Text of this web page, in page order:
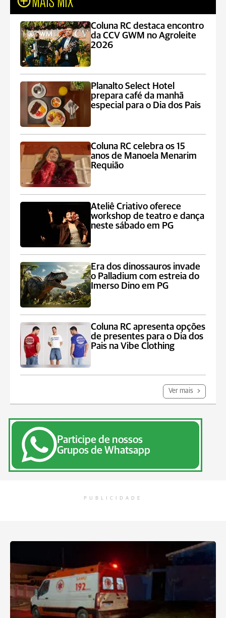
Coluna RC destaca encontro
da CCV GWM no Agroleite
2026
Planalto Select Hotel
prepara café da manhã
especial para o Dia dos Pais
Coluna RC celebra os 15
anos de Manoela Menarim
Requião
Ateliê Criativo oferece
workshop de teatro e dança
neste sábado em PG
Era dos dinossauros invade
o Palladium com estreia do
Imerso Dino em PG
Coluna RC apresenta opções
de presentes para o Dia dos
Pais na Vibe Clothing
Ver mais
Participe de nossos
Grupos de Whatsapp
PUBLICIDADE